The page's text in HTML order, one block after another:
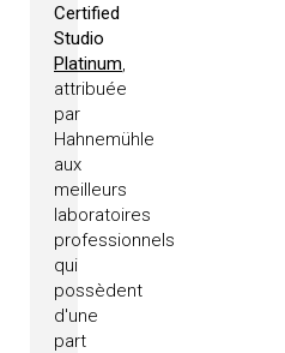
Certified
Studio
Platinum,
attribuée
par
Hahnemühle
aux
meilleurs
laboratoires
professionnels
qui
possèdent
d'une
part